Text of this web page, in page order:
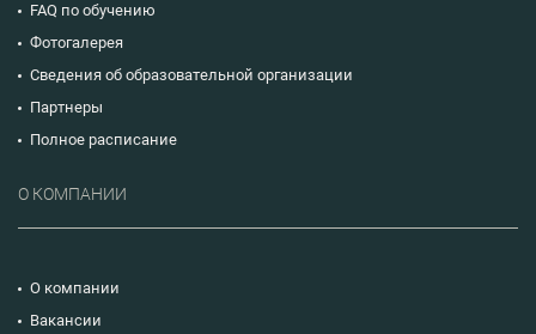
FAQ по обучению
Фотогалерея
Сведения об образовательной организации
Партнеры
Полное расписание
О КОМПАНИИ
О компании
Вакансии